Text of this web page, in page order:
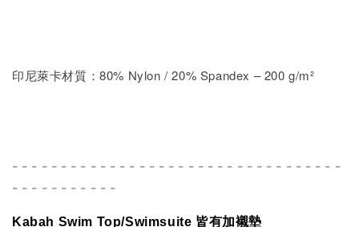
印尼萊卡材質：80% Nylon / 20% Spandex – 200 g/m²
- - - - - - - - - - - - - - - - - - - - - - - - - - - - - - - - - -
- - - - - - - - - - -
Kabah Swim Top/Swimsuite 皆有加襯墊